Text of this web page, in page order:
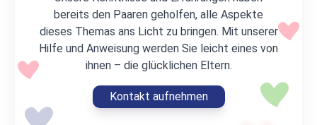
bereits den Paaren geholfen, alle Aspekte
dieses Themas ans Licht zu bringen. Mit unserer
Hilfe und Anweisung werden Sie leicht eines von
ihnen – die glücklichen Eltern.
Kontakt aufnehmen